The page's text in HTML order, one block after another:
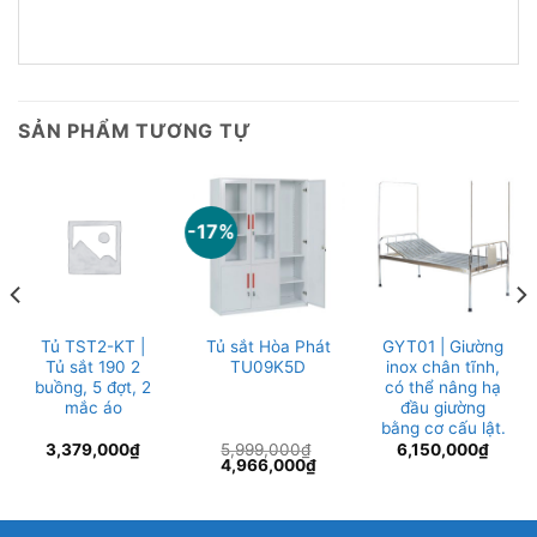
SẢN PHẨM TƯƠNG TỰ
Tủ TST2-KT |
Tủ sắt 190 2
buồng, 5 đợt, 2
mắc áo
3,379,000₫
-17%
Tủ sắt Hòa Phát
TU09K5D
5,999,000₫
Giá
gốc
4,966,000₫Giá
hiện
4,966,000₫.
GYT01 | Giường
inox chân tĩnh,
có thể nâng hạ
đầu giường
bằng cơ cấu lật.
6,150,000₫